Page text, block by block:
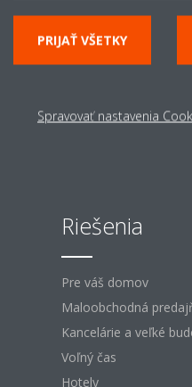
Riešenia
Pre váš domov
Maloobchodná
Kancelárie a veľké
Voľný čas
Hotely
PRIJAŤ VŠETKY
Spravovať nastavenia